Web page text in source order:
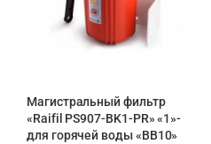
Магистральный фильтр
«Raifil PS907-BK1-PR» «1»-
для горячей воды «BB10»